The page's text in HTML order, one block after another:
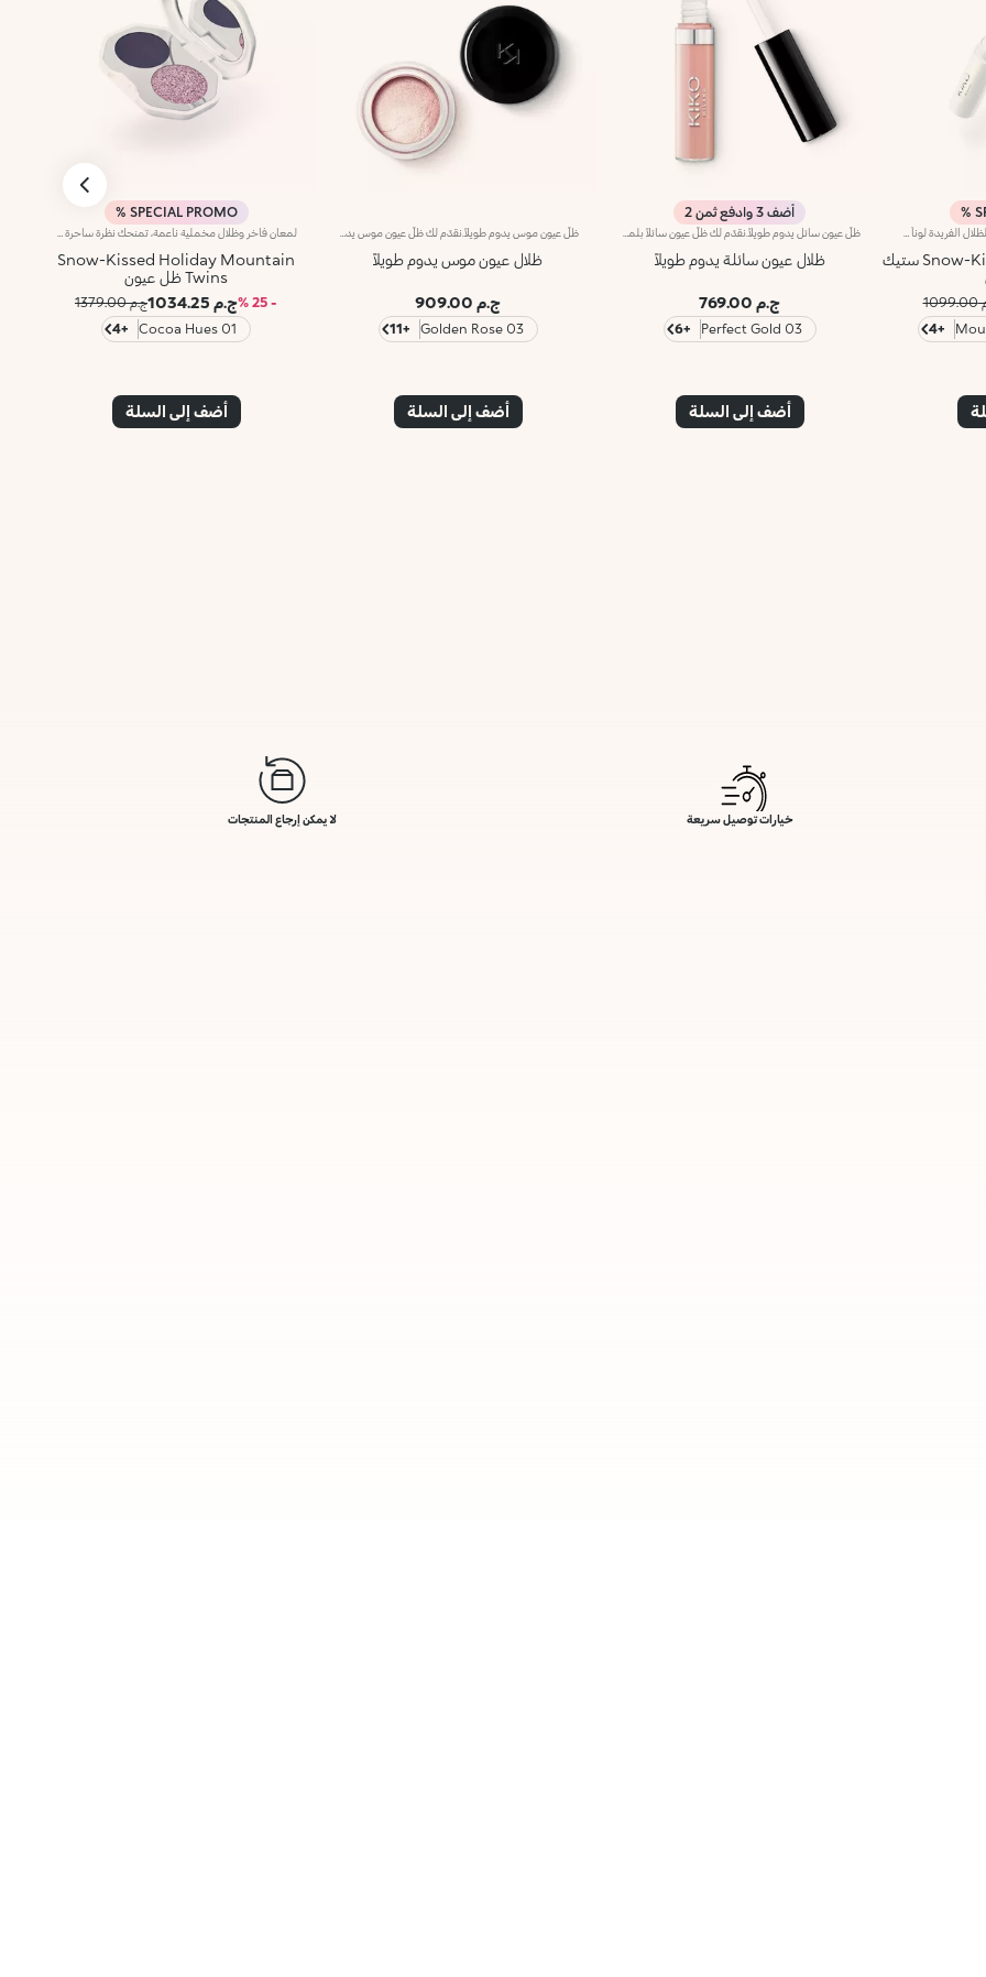
Snow-Kissed Holiday Icy Charm ستيك
+4
أضف 3 وادفع ثمن 2
ظلال عيون سائلة يدوم طويلاً
ج.م 769.00
03 Perfect Gold
+6
أضف إلى السلة
ظلال عيون موس يدوم طويلاً
ج.م 909.00
03 Golden Rose
+11
أضف إلى السلة
SPECIAL PROMO %
Snow-Kissed Holiday Mountain
Twins ظل عيون
- 25 % ج.م 1034.25
ج.م 1379.00
01 Cocoa Hues
+4
أضف إلى السلة
خيارات توصيل سريعة لا يمكن إرجاع المنتجات